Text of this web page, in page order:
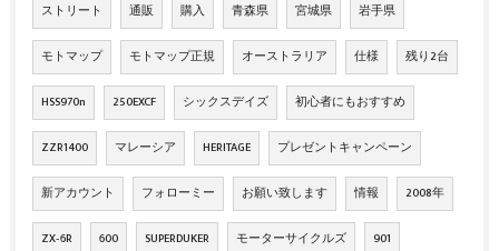
ストリート 通販 購入 青森県 宮城県 岩手県
モトマップ モトマップ正規 オーストラリア 仕様 残り2台
HSS970n 250EXCF シックスデイズ 初心者にもおすすめ
ZZR1400 マレーシア HERITAGE プレゼントキャンペーン
新アカウント フォローミー お願い致します 情報 2008年
ZX‐6R 600 SUPERDUKER モーターサイクルズ 901